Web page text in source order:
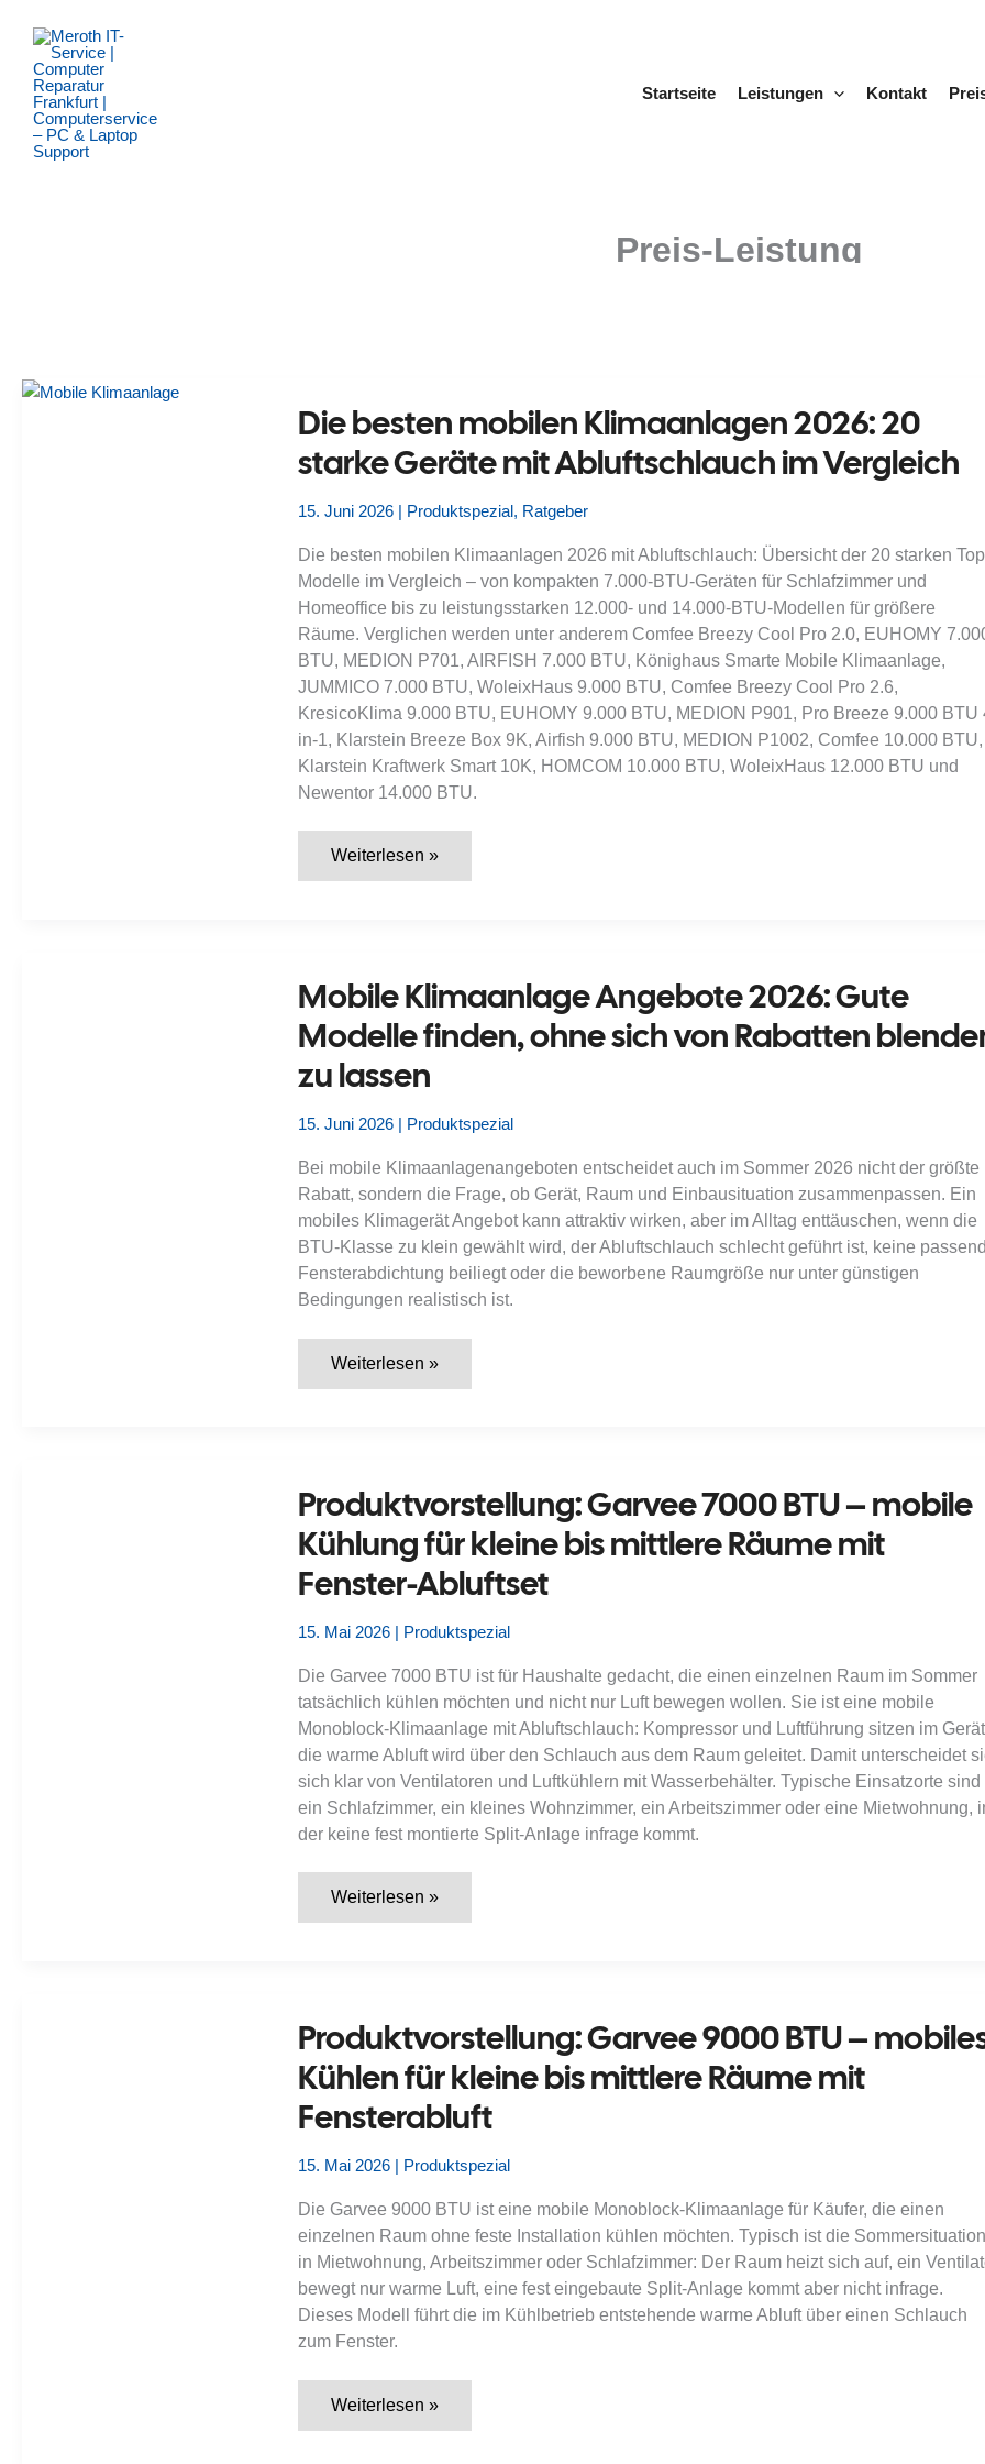
Inhalt
springen
Startseite
Leistungen Kontakt
Preis-Leistung
Die besten mobilen Klimaanlagen 2026: 20
starke Geräte mit Abluftschlauch im Vergleich
15. Juni 2026 | Produktspezial, Ratgeber
Die besten mobilen Klimaanlagen 2026 mit Abluftschlauch: Übersicht der 20 starken
Modelle im Vergleich – von kompakten 7.000-BTU-Geräten für Schlafzimmer und
Homeoffice bis zu leistungsstarken 12.000- und 14.000-BTU-Modellen für größere
Räume. Verglichen werden unter anderem Comfee Breezy Cool Pro 2.0, EUHOMY
BTU, MEDION P701, AIRFISH 7.000 BTU, Könighaus Smarte Mobile Klimaanlage,
JUMMICO 7.000 BTU, WoleixHaus 9.000 BTU, Comfee Breezy Cool Pro 2.6,
KresicoKlima 9.000 BTU, EUHOMY 9.000 BTU, MEDION P901, Pro Breeze 9.000 BTU
in-1, Klarstein Breeze Box 9K, Airfish 9.000 BTU, MEDION P1002, Comfee 10.000 BTU,
Klarstein Kraftwerk Smart 10K, HOMCOM 10.000 BTU, WoleixHaus 12.000 BTU und
Newentor 14.000 BTU.
Die
mit
Abluftschlauch
im
Vergleich
Weiterlesen »
Mobile Klimaanlage Angebote 2026: Gute
Modelle finden, ohne sich von Rabatten
zu lassen
15. Juni 2026 | Produktspezial
Bei mobile Klimaanlagenangeboten entscheidet auch im Sommer 2026 nicht der größte
Rabatt, sondern die Frage, ob Gerät, Raum und Einbausituation zusammenpassen. Ein
mobiles Klimagerät Angebot kann attraktiv wirken, aber im Alltag enttäuschen, wenn die
BTU-Klasse zu klein gewählt wird, der Abluftschlauch schlecht geführt ist, keine
Fensterabdichtung beiliegt oder die beworbene Raumgröße nur unter günstigen
Bedingungen realistisch ist.
Mobile
sich
von
Rabatten
blenden
zu
lassen
Weiterlesen »
Produktvorstellung: Garvee 7000 BTU – mobile
Kühlung für kleine bis mittlere Räume mit
Fenster-Abluftset
15. Mai 2026 | Produktspezial
Die Garvee 7000 BTU ist für Haushalte gedacht, die einen einzelnen Raum im Sommer
tatsächlich kühlen möchten und nicht nur Luft bewegen wollen. Sie ist eine mobile
Monoblock-Klimaanlage mit Abluftschlauch: Kompressor und Luftführung sitzen im
die warme Abluft wird über den Schlauch aus dem Raum geleitet. Damit unterscheidet
sich klar von Ventilatoren und Luftkühlern mit Wasserbehälter. Typische Einsatzorte sind
ein Schlafzimmer, ein kleines Wohnzimmer, ein Arbeitszimmer oder eine Mietwohnung,
der keine fest montierte Split-Anlage infrage kommt.
Produktvorstellung:
kleine
bis
mittlere
Räume
mit
Fenster-
Weiterlesen »
Produktvorstellung: Garvee 9000 BTU –
Kühlen für kleine bis mittlere Räume mit
Fensterabluft
15. Mai 2026 | Produktspezial
Die Garvee 9000 BTU ist eine mobile Monoblock-Klimaanlage für Käufer, die einen
einzelnen Raum ohne feste Installation kühlen möchten. Typisch ist die Sommersituation
in Mietwohnung, Arbeitszimmer oder Schlafzimmer: Der Raum heizt sich auf, ein
bewegt nur warme Luft, eine fest eingebaute Split-Anlage kommt aber nicht infrage.
Dieses Modell führt die im Kühlbetrieb entstehende warme Abluft über einen Schlauch
zum Fenster.
Produktvorstellung:
Weiterlesen »